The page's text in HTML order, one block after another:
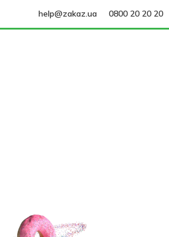
help@zakaz.ua 0800 20 20 20